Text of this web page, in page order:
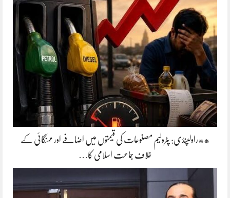
**راولپنڈی: پٹرولیم مصنوعات کی قیمتوں میں اضافے اور مہنگائی کے
خلاف جماعت اسلامی کا…